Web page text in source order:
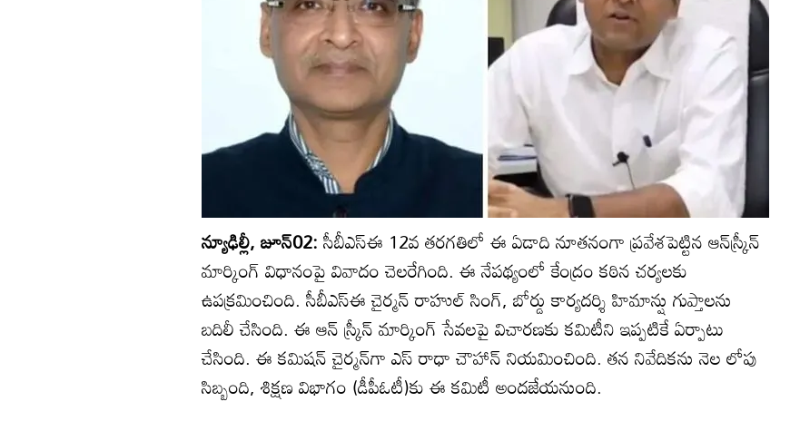
న్యూఢిల్లీ, జూన్02:సీబీఎస్‌ఈ 12వ తరగతిలో ఈ ఏడాది నూతనంగా ప్రవేశపెట్టిన ఆన్‌స్క్రీన్
మార్కింగ్ విధానంపై వివాదం చెలరేగింది. ఈ నేపథ్యంలో కేంద్రం కఠిన చర్యలకు
ఉపక్రమించింది. సీబీఎస్‌ఈ చైర్మన్ రాహుల్ సింగ్, బోర్డు కార్యదర్శి హిమాన్షు గుప్తాలను
బదిలీ చేసింది. ఈ ఆన్ స్క్రీన్ మార్కింగ్ సేవలపై విచారణకు కమిటీని ఇప్పటికే ఏర్పాటు
చేసింది. ఈ కమిషన్ చైర్మన్‌గా ఎస్ రాధా చౌహాన్‌ నియమించింది. తన నివేదికను నెల లోపు
సిబ్బంది, శిక్షణ విభాగం (డీపీఓటీ)కు ఈ కమిటీ అందజేయనుంది.